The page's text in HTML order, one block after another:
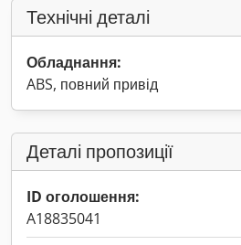
Технічні деталі
Обладнання:
ABS, повний привід
Деталі пропозиції
ID оголошення:
A18835041